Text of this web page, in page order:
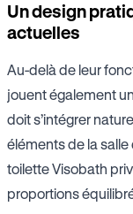
Un design
actuelles
Au-delà de leur
jouent également
doit s’intégrer
éléments de la salle
toilette Visobath
proportions